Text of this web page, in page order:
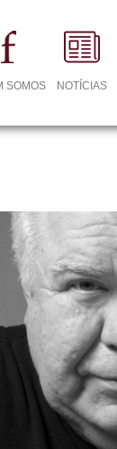
SOMOS NOTÍCIAS